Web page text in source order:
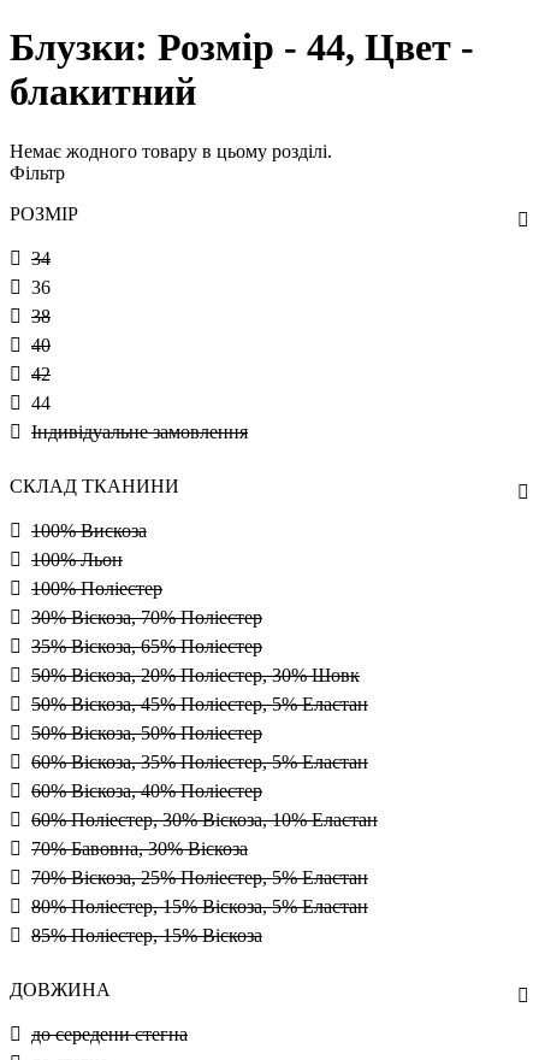
Блузки: Розмір - 44, Цвет -
блакитний
Немає жодного товару в цьому розділі.
Фільтр
РОЗМІР
34
36
38
40
42
44
Індивідуальне замовлення
СКЛАД ТКАНИНИ
100% Вискоза
100% Льон
100% Поліестер
30% Віскоза, 70% Поліестер
35% Віскоза, 65% Поліестер
50% Віскоза, 20% Поліестер, 30% Шовк
50% Віскоза, 45% Поліестер, 5% Еластан
50% Віскоза, 50% Поліестер
60% Віскоза, 35% Поліестер, 5% Еластан
60% Віскоза, 40% Поліестер
60% Поліестер, 30% Віскоза, 10% Еластан
70% Бавовна, 30% Віскоза
70% Віскоза, 25% Поліестер, 5% Еластан
80% Поліестер, 15% Віскоза, 5% Еластан
85% Поліестер, 15% Віскоза
ДОВЖИНА
до середени стегна